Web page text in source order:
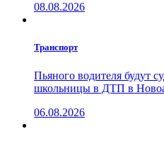
08.08.2026
Транспорт
Пьяного водителя будут
школьницы в ДТП в
06.08.2026